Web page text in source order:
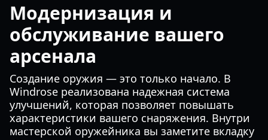
Модернизация и
обслуживание вашего
арсенала
Создание оружия — это только начало. В
Windrose реализована надежная система
улучшений, которая позволяет повышать
характеристики вашего снаряжения. Внутри
мастерской оружейника вы заметите вкладку